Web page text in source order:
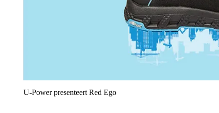
U‑Power presenteert Red Ego